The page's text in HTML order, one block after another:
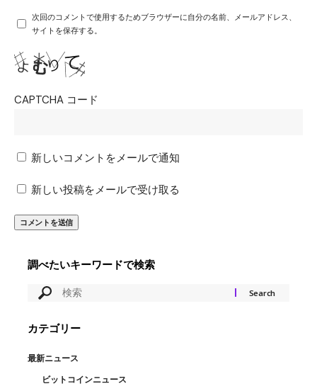
次回のコメントで使用するためブラウザーに自分の名前、メールアドレス、
サイトを保存する。
CAPTCHA コード
新しいコメントをメールで通知
新しい投稿をメールで受け取る
調べたいキーワードで検索
カテゴリー
最新ニュース
ビットコインニュース